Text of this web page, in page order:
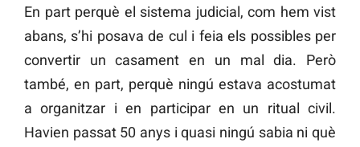
En part perquè el sistema judicial, com hem vist
abans, s’hi posava de cul i feia els possibles per
convertir un casament en un mal dia. Però
també, en part, perquè ningú estava acostumat
a organitzar i en participar en un ritual civil.
Havien passat 50 anys i quasi ningú sabia ni què